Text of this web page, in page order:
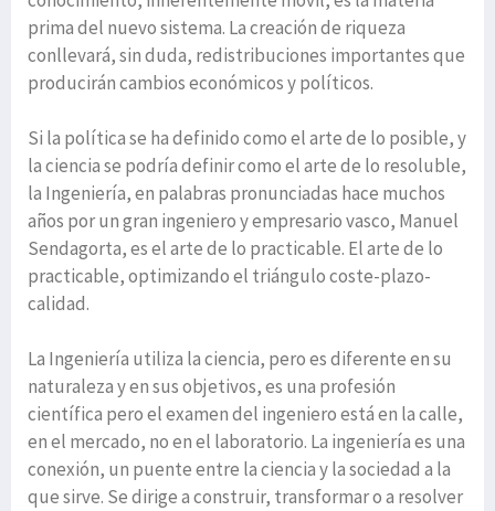
prima del nuevo sistema. La creación de riqueza
conllevará, sin duda, redistribuciones importantes que
producirán cambios económicos y políticos.
Si la política se ha definido como el arte de lo posible, y
la ciencia se podría definir como el arte de lo resoluble,
la Ingeniería, en palabras pronunciadas hace muchos
años por un gran ingeniero y empresario vasco, Manuel
Sendagorta, es el arte de lo practicable. El arte de lo
practicable, optimizando el triángulo coste-plazo-
calidad.
La Ingeniería utiliza la ciencia, pero es diferente en su
naturaleza y en sus objetivos, es una profesión
científica pero el examen del ingeniero está en la calle,
en el mercado, no en el laboratorio. La ingeniería es una
conexión, un puente entre la ciencia y la sociedad a la
que sirve. Se dirige a construir, transformar o a resolver